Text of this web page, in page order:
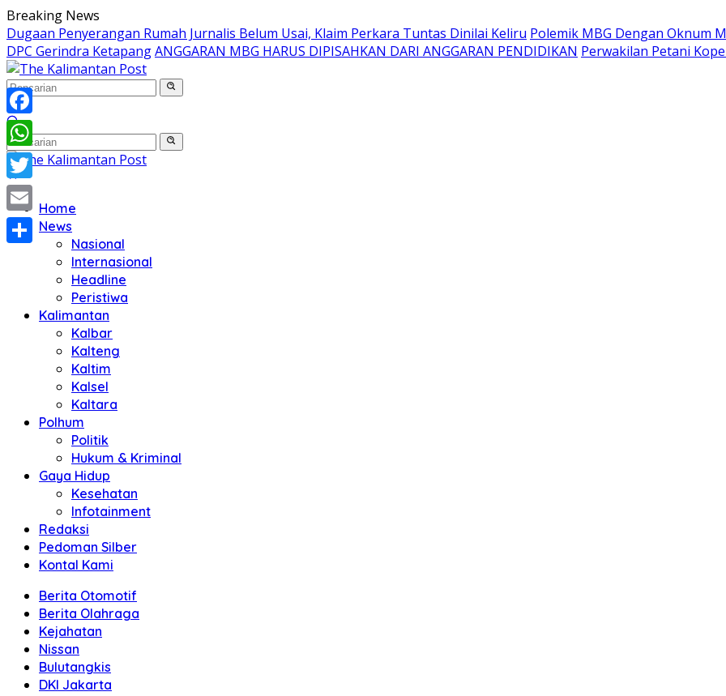
Langsung
ke
konten
Breaking News
Dugaan Penyerangan Rumah Jurnalis Belum Usai, Klaim Perkara Tuntas Dinilai Keliru Polemik MBG Dengan Oknum
DPC Gerindra KetapangANGGARAN MBG HARUS DIPISAHKAN DARI ANGGARAN PENDIDIKAN Perwakilan Petani
Home
News
Nasional
Internasional
Headline
Peristiwa
Kalimantan
Kalbar
Kalteng
Kaltim
Kalsel
Kaltara
Polhum
Politik
Hukum & Kriminal
Gaya Hidup
Kesehatan
Infotainment
Redaksi
Pedoman Silber
Kontal Kami
Berita Otomotif
Berita Olahraga
Kejahatan
Nissan
Bulutangkis
DKI Jakarta
Facebook
WhatsApp
Twitter
Email